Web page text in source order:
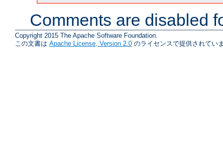
Comments are disabled
Copyright 2015 The Apache Software Foundation.
この文書は Apache License, Version 2.0 のライセンスで提供されてい